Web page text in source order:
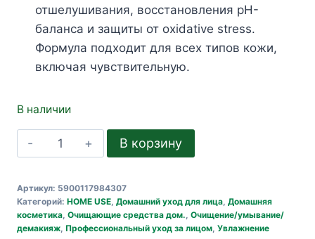
отшелушивания, восстановления pH-
баланса и защиты от oxidative stress.
Формула подходит для всех типов кожи,
включая чувствительную.
В наличии
Количество
товара
Use
Тоник
для
В корзину
Артикул: 5900117984307
Категорий: HOME USE Домашний уход для лица Домашняя
косметика Очищающие средства дом. Очищение/умывание/
демакияж Профессиональный уход за лицом Увлажнение